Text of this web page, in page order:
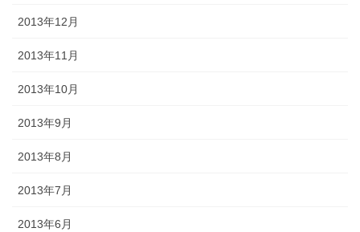
2013年12月
2013年11月
2013年10月
2013年9月
2013年8月
2013年7月
2013年6月